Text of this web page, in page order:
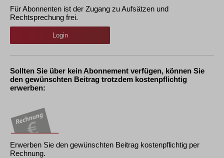
Für Abonnenten ist der Zugang zu Aufsätzen und
Rechtsprechung frei.
Login
Sollten Sie über kein Abonnement verfügen, können Sie
den gewünschten Beitrag trotzdem kostenpflichtig
erwerben:
Erwerben Sie den gewünschten Beitrag kostenpflichtig per
Rechnung.